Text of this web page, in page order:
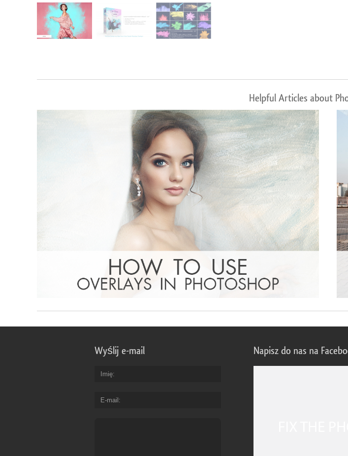
Helpful Articles about
Wyślij e-mail
Imię
E-mail
Napisz do nas na